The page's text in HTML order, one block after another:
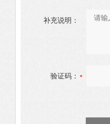
补充说明：
验证码：